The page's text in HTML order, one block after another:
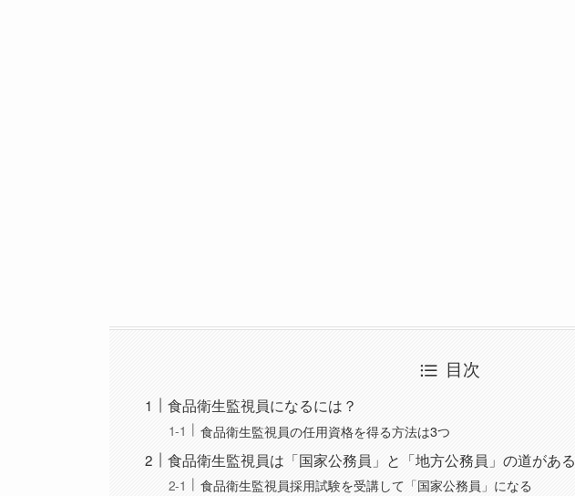
目次
食品衛生監視員になるには？
食品衛生監視員の任用資格を得る方法は3つ
食品衛生監視員は「国家公務員」と「地方公務員」の道がある
食品衛生監視員採用試験を受講して「国家公務員」になる